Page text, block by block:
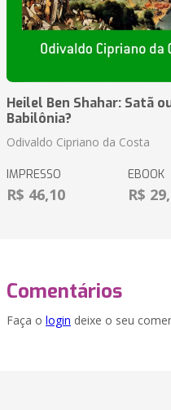
Heilel Ben Shahar: Satã
Babilônia?
Odivaldo Cipriano da Costa
IMPRESSO
R$ 46,10
EBOOK
R$
Comentários
Faça o login deixe o seu